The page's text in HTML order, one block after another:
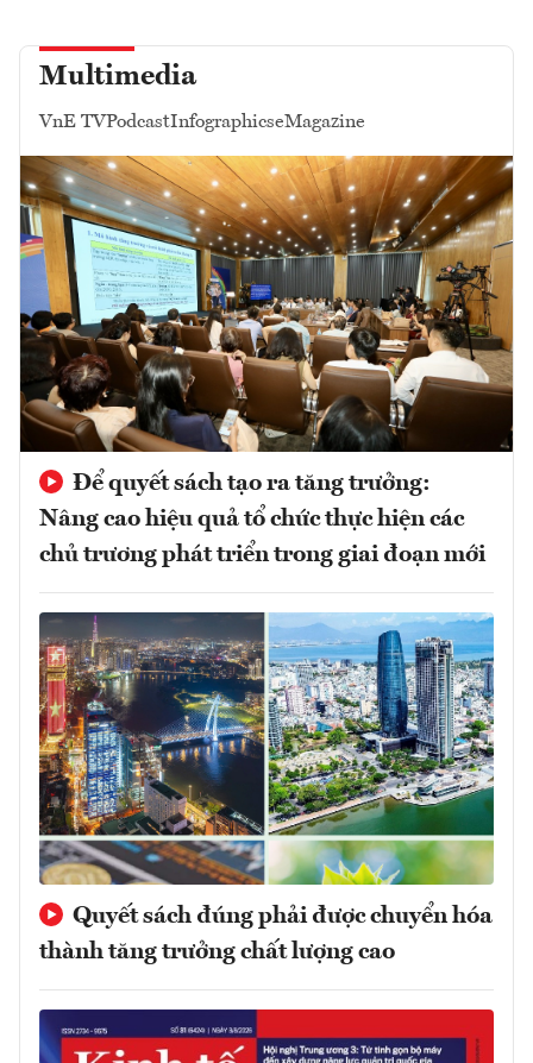
Multimedia
VnE TVPodcastInfographicseMagazine
Để quyết sách tạo ra tăng trưởng:
Nâng cao hiệu quả tổ chức thực hiện các
chủ trương phát triển trong giai đoạn mới
Quyết sách đúng phải được chuyển hóa
thành tăng trưởng chất lượng cao